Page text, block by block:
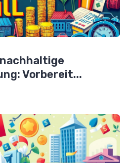
Vorbereit...